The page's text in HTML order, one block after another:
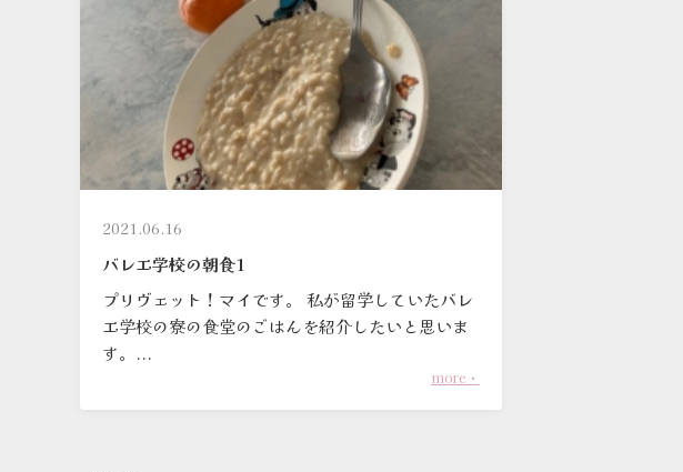
2021.06.16
バレエ学校の朝食1
プリヴェット！マイです。 私が留学していたバレ
エ学校の寮の食堂のごはんを紹介したいと思いま
す。...
more・